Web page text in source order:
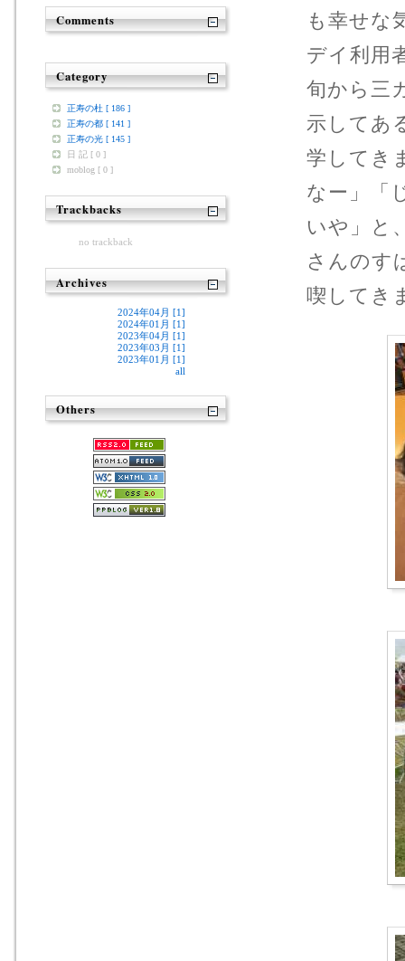
も幸せな
デイ利用
旬から三
示してあ
学してき
なー」「
いや」と
さんのす
喫してき
Comments
Category
正寿の杜 [ 186 ]
正寿の都 [ 141 ]
正寿の光 [ 145 ]
日 記 [ 0 ]
moblog [ 0 ]
Trackbacks
no trackback
Archives
2024年04月 [1]
2024年01月 [1]
2023年04月 [1]
2023年03月 [1]
2023年01月 [1]
all
Others